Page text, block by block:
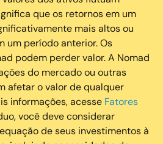
que os retornos em um
mais altos ou
um período anterior. Os
podem perder valor. A Nomad
do mercado ou outras
afetar o valor de qualquer
informações, acesse Fatores
você deve considerar
de seus investimentos à